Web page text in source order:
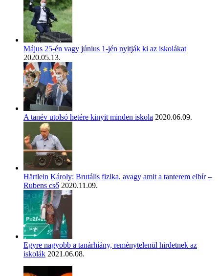
Május 25-én vagy június 1-jén nyitják ki az iskolákat
2020.05.13.
A tanév utolsó hetére kinyit minden iskola 2020.06.09.
Härtlein Károly: Brutális fizika, avagy amit a tanterem elbír –
Rubens cső 2020.11.09.
Egyre nagyobb a tanárhiány, reménytelenül hirdetnek az
iskolák 2021.06.08.